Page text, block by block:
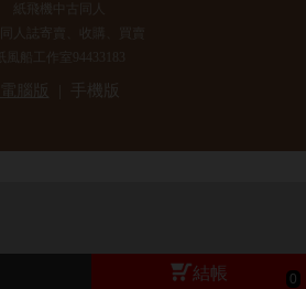
結帳 0
紙飛機中古同人
紙風船工作室94433183
電腦版 手機版